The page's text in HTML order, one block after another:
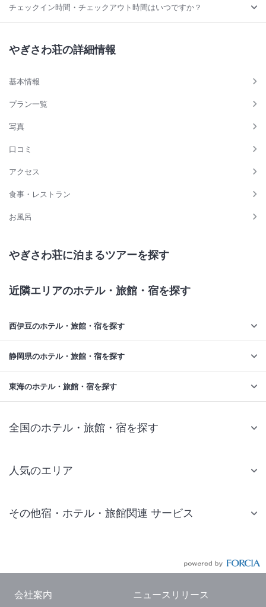
チェックイン時間・チェックアウト時間はいつですか？
やぎさわ荘の詳細情報
基本情報
プラン一覧
写真
口コミ
アクセス
食事・レストラン
お風呂
やぎさわ荘に泊まるツアーを探す
近隣エリアのホテル・旅館・宿を探す
西伊豆のホテル・旅館・宿を探す
静岡県のホテル・旅館・宿を探す
東海のホテル・旅館・宿を探す
全国のホテル・旅館・宿を探す
人気のエリア
仙台 ホテル
東京ドーム ホテル
その他宿・ホテル・旅館関連 サービス
会社案内 ニュースリリース